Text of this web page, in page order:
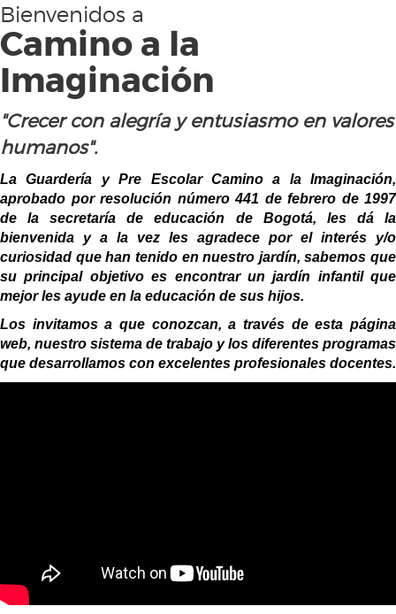
Bienvenidos a
Camino a la
Imaginación
"Crecer con alegría y entusiasmo en valores
humanos".
La Guardería y Pre Escolar Camino a la Imaginación,
aprobado por resolución número 441 de febrero de 1997
de la secretaría de educación de Bogotá, les dá la
bienvenida y a la vez les agradece por el interés y/o
curiosidad que han tenido en nuestro jardín, sabemos que
su principal objetivo es encontrar un jardín infantil que
mejor les ayude en la educación de sus hijos.
Los invitamos a que conozcan, a través de esta página
web, nuestro sistema de trabajo y los diferentes programas
que desarrollamos con excelentes profesionales docentes.